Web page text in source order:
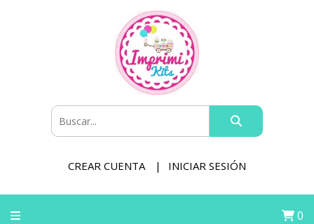
CREAR CUENTA INICIAR SESIÓN
0